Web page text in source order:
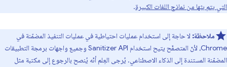
التي يتم بثها من نماذج اللغات الكبيرة.
ملاحظة: لا حاجة إلى استخدام عمليات احتياطية في عمليات التنفيذ المضمّنة في
Chrome، لأنّ المتصفّح يتيح استخدام Sanitizer API وجميع واجهات برمجة التطبيقات
المضمّنة المستندة إلى الذكاء الاصطناعي. يُرجى العِلم أنّه يُنصح بالرجوع إلى مكتبة مثل